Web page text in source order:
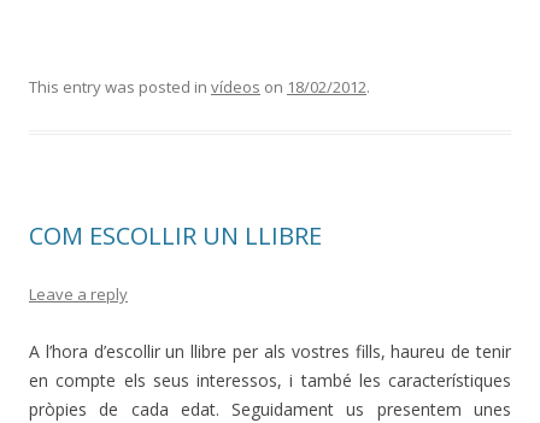
This entry was posted in vídeos on 18/02/2012.
COM ESCOLLIR UN LLIBRE
Leave a reply
A l’hora d’escollir un llibre per als vostres fills, haureu de tenir
en compte els seus interessos, i també les característiques
pròpies de cada edat. Seguidament us presentem unes